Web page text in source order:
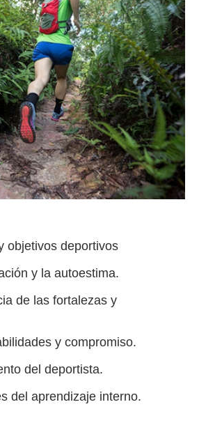
objetivos deportivos
y la autoestima.
de las fortalezas y
y compromiso.
del deportista.
del aprendizaje interno.